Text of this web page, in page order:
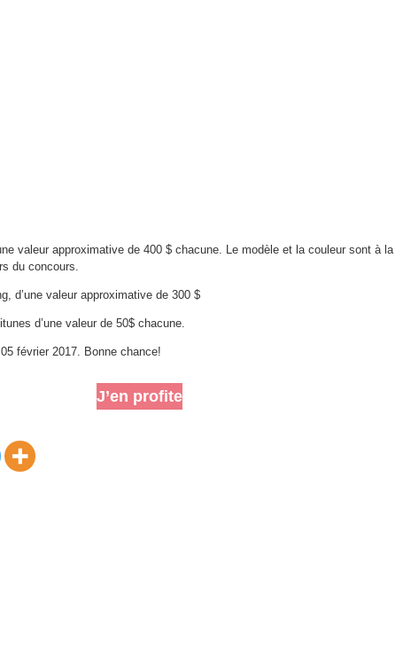
valeur approximative de 400 $ chacune. Le modèle et la couleur sont à la
du concours.
d’une valeur approximative de 300 $
d’une valeur de 50$ chacune.
février 2017. Bonne chance!
J’en profite